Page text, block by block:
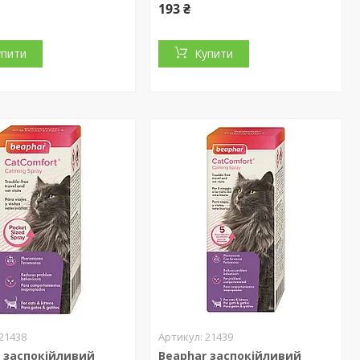
193 ₴
Купити
21439
Beaphar заспокійливий